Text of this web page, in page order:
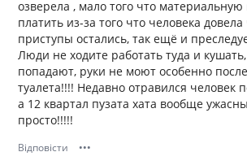
озверела , мало того что
платить из-за того что человека
приступы остались, так ещё и
Люди не ходите работать туда и
попадают, руки не моют особенно
туалета!!!! Недавно отравился человек
а 12 квартал пузата хата вообще
просто!!!!!
Відповісти •••